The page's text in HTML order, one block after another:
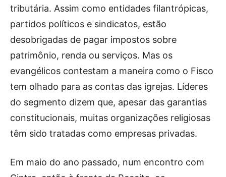
tributária. Assim como entidades filantrópicas,
partidos políticos e sindicatos, estão
desobrigadas de pagar impostos sobre
patrimônio, renda ou serviços. Mas os
evangélicos contestam a maneira como o Fisco
tem olhado para as contas das igrejas. Líderes
do segmento dizem que, apesar das garantias
constitucionais, muitas organizações religiosas
têm sido tratadas como empresas privadas.
Em maio do ano passado, num encontro com